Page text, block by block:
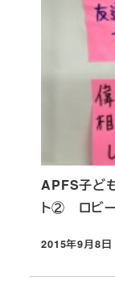
APFS子ど
ト② ロビ
投稿日
2015年9月8日